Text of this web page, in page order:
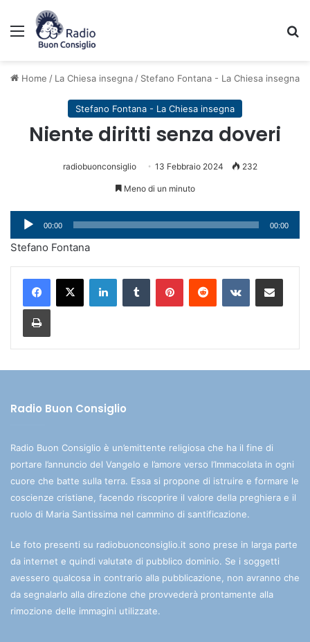
Menu
Home / La Chiesa insegna / Stefano Fontana - La Chiesa insegna
Stefano Fontana - La Chiesa insegna
Niente diritti senza doveri
radiobuonconsiglio 13 Febbraio 2024 232
Meno di un minuto
Audio
Player
00:00 00:00
Stefano Fontana
Radio Buon Consiglio
Radio Buon Consiglio è un’emittente religiosa che ha il fine di
portare l’annuncio del Vangelo e l’amore verso l’Immacolata in ogni
cuore che batte sulla terra. Essa si propone di istruire e formare le
coscienze cristiane, facendo riscoprire il valore della preghiera e il
ruolo di Maria Santissima nel cammino di santificazione.
Le foto presenti su radiobuonconsiglio.it sono prese in larga parte
da internet e quindi valutate di pubblico dominio. Se i soggetti
avessero qualcosa in contrario alla pubblicazione, non avranno che
da segnalarlo alla direzione che provvederà prontamente alla
rimozione delle immagini utilizzate.